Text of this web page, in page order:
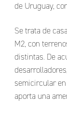
de Uruguay,
Se trata de
M2, con
distintas. De
semicircular
aporta una